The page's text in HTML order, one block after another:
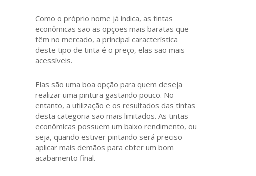
Como o próprio nome já indica, as tintas
econômicas são as opções mais baratas que
têm no mercado, a principal característica
deste tipo de tinta é o preço, elas são mais
acessíveis.
Elas são uma boa opção para quem deseja
realizar uma pintura gastando pouco. No
entanto, a utilização e os resultados das tintas
desta categoria são mais limitados. As tintas
econômicas possuem um baixo rendimento, ou
seja, quando estiver pintando será preciso
aplicar mais demãos para obter um bom
acabamento final.